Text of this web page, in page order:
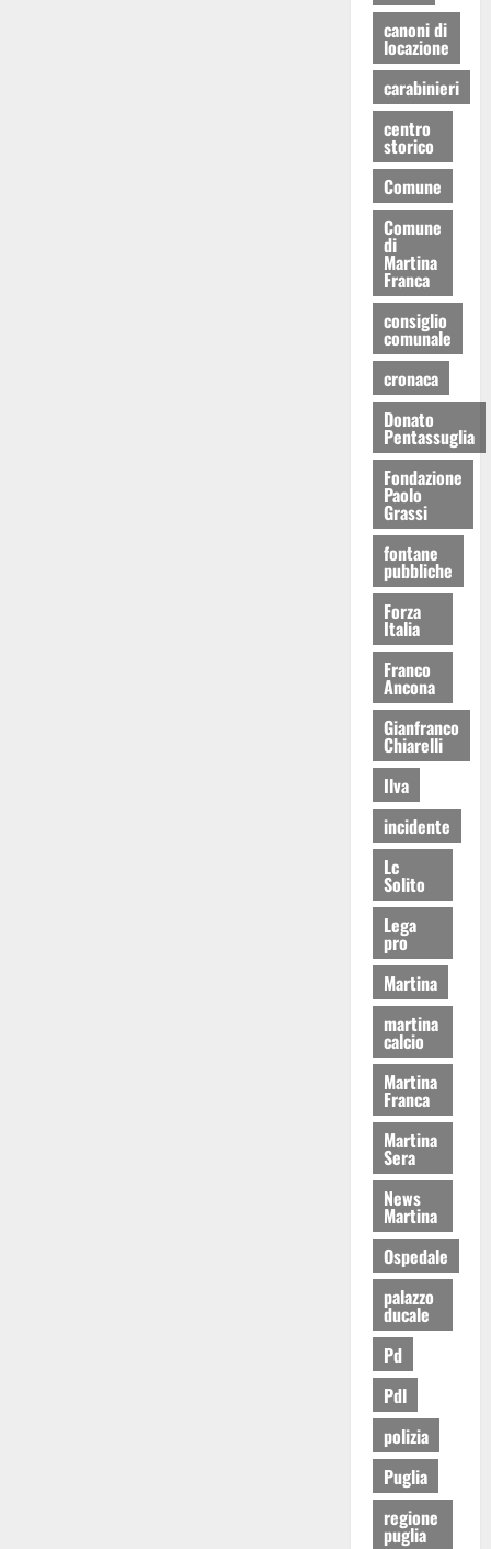
canoni di
locazione
carabinieri
centro
storico
Comune
Comune
di
Martina
Franca
consiglio
comunale
cronaca
Donato
Pentassuglia
Fondazione
Paolo
Grassi
fontane
pubbliche
Forza
Italia
Franco
Ancona
Gianfranco
Chiarelli
Ilva
incidente
Lc
Solito
Lega
pro
Martina
martina
calcio
Martina
Franca
Martina
Sera
News
Martina
Ospedale
palazzo
ducale
Pd
Pdl
polizia
Puglia
regione
puglia